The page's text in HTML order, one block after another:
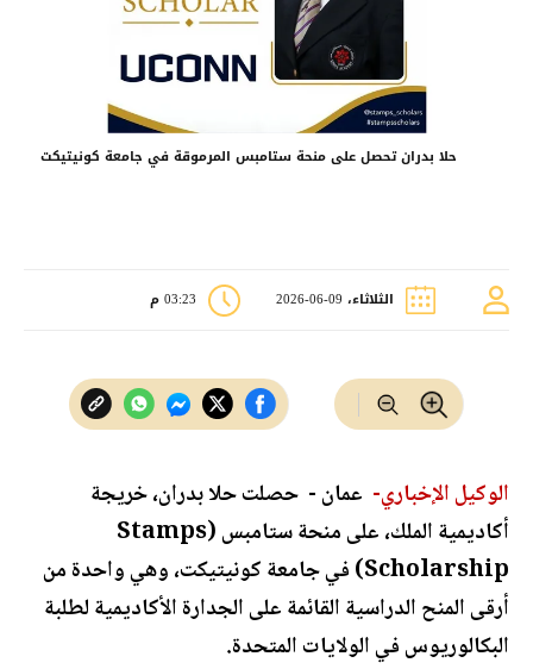
حلا بدران تحصل على منحة ستامبس المرموقة في جامعة كونيتيكت
الثلاثاء، 09-06-2026 03:23 م
الوكيل الإخباري- عمان - حصلت حلا بدران، خريجة
أكاديمية الملك، على منحة ستامبس (Stamps
Scholarship) في جامعة كونيتيكت، وهي واحدة من
أرقى المنح الدراسية القائمة على الجدارة الأكاديمية لطلبة
البكالوريوس في الولايات المتحدة.